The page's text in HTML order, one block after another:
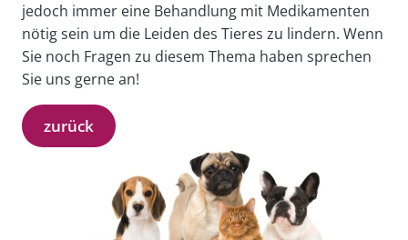
jedoch immer eine Behandlung mit Medikamenten
nötig sein um die Leiden des Tieres zu lindern. Wenn
Sie noch Fragen zu diesem Thema haben sprechen
Sie uns gerne an!
zurück